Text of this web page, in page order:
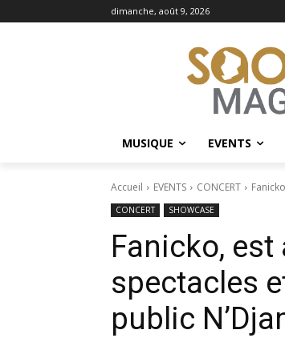
dimanche, août 9, 2026
MUSIQUE EVENTS
Accueil EVENTS CONCERT
CONCERT SHOWCASE
Fanicko, est
spectacles
public